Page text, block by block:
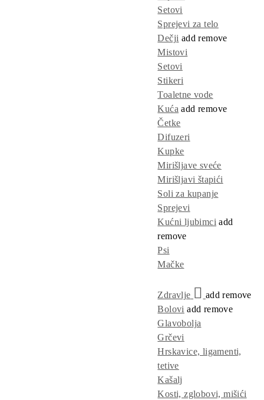
Setovi
Sprejevi za telo
Dečji addremove
Mistovi
Setovi
Stikeri
Toaletne vode
Kuća addremove
Četke
Difuzeri
Kupke
Mirišljave sveće
Mirišljavi štapići
Soli za kupanje
Sprejevi
Kućni ljubimci add
remove
Psi
Mačke
Zdravlje addremove
Bolovi add remove
Glavobolja
Grčevi
Hrskavice, ligamenti,
tetive
Kašalj
Kosti, zglobovi, mišići